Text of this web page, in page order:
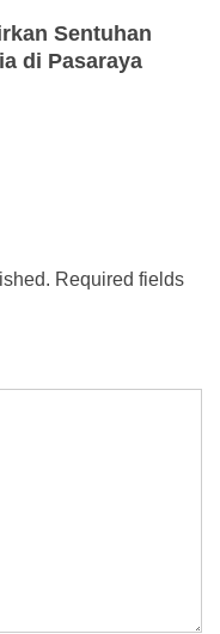
Sentuhan
di Pasaraya
Required fields